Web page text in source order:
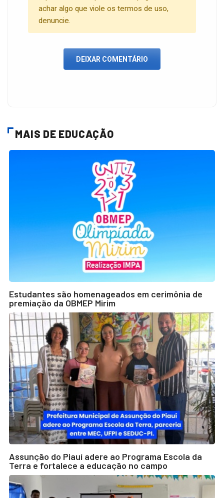
achar algo que viole os termos de uso,
denuncie.
DEIXAR COMENTÁRIO
MAIS DE EDUCAÇÃO
Estudantes são homenageados em cerimônia de
premiação da OBMEP Mirim
Assunção do Piauí adere ao Programa Escola da
Terra e fortalece a educação no campo